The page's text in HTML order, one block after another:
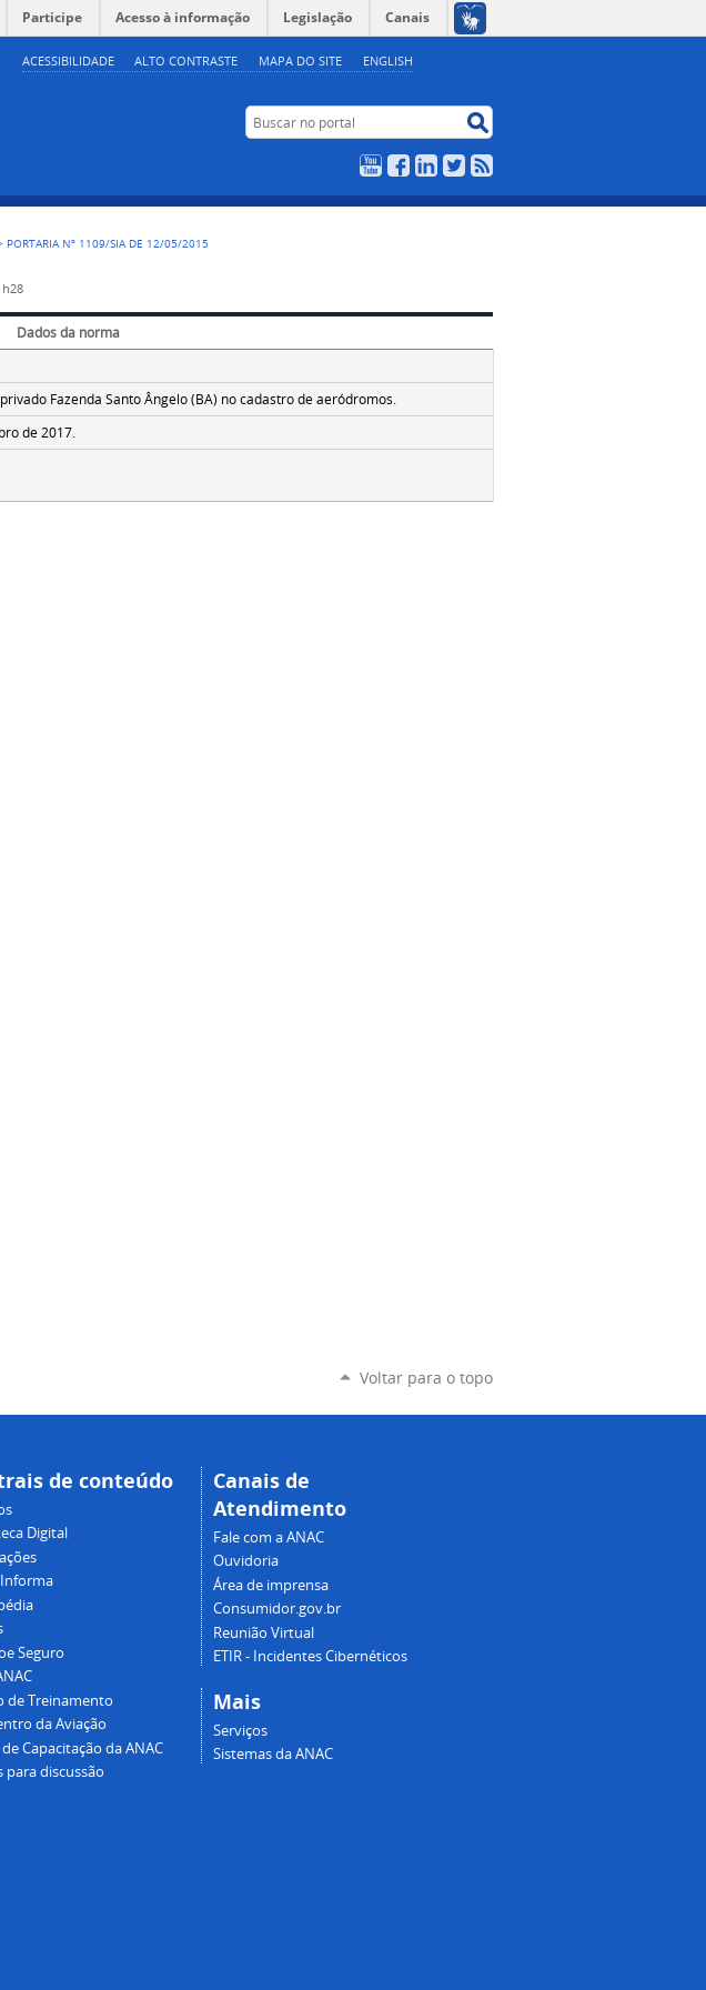
ACESSIBILIDADE ALTO CONTRASTE MAPA DO SITE ENGLISH
Participe Acesso à informação Legislação Canais
Buscar no portal
YouTubeFacebookLinkedIn
Twitter
PORTARIA Nº 1109/SIA DE 12/05/2015
Dados da norma
Fazenda Santo Ângelo (BA) no cadastro de aeródromos.
de 2017.
Voltar para o topo
de conteúdo
Digital
Seguro
de Treinamento
da Aviação
Capacitação da ANAC
para discussão
Canais de
Atendimento
Fale com a ANAC
Ouvidoria
Área de imprensa
Consumidor.gov.br
Reunião Virtual
ETIR - Incidentes Cibernéticos
Mais
Serviços
Sistemas da ANAC